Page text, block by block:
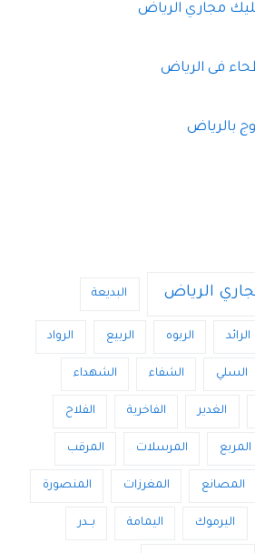
مجاري الرياض
فى الرياض
بالرياض
الرياض البديعة
الرائد الربوه الربيع الرواد
السلي الشفاء الشهداء
الغدير الفاخرية الفلاح
المربع المرسلات المرقب
المصانع المغرزات المنصورة
اليرموك اليمامة بــدر